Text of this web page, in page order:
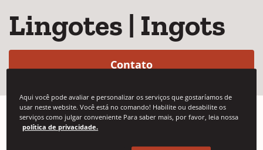
Lingotes | Ingots
Contato(Opens in a new
Integre facilmente as soluções da Signode à sua linha
Aqui você pode avaliar e personalizar os serviços que gostaríamos de
usar neste website. Você está no comando! Habilite ou desabilite os
serviços como julgar conveniente Para saber mais, por favor, leia nossa
política de privacidade.